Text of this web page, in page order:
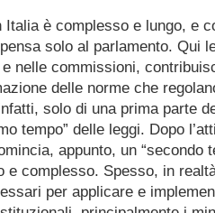
è complesso e lungo, e
solo al parlamento. Qui
nelle commissioni,
delle norme che
solo di una prima parte
tempo” delle leggi. Dopo
appunto, un “secondo
e complesso. Spesso, in
per applicare e